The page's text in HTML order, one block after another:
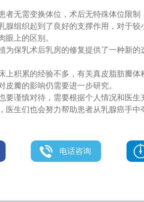
者无需变换体位，术后无特殊体位限
腺组织起到了良好的支撑作用，对于较
眼上的区别。
为保乳术后乳房的修复提供了一种新
上积累的经验不多，有关真皮脂肪瓣
瓣的影响仍需要进一步研究。
要谨慎对待，需要根据个人情况和医
医生们也会努力帮助患者从乳腺癌手中
电话咨询